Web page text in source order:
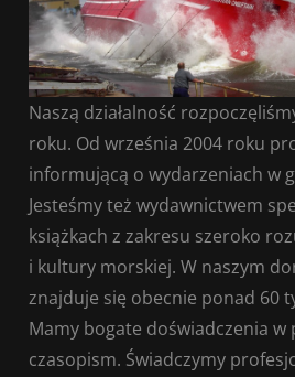
Naszą działalność
roku. Od września 2004 roku
informującą o wydarzeniach w
Jesteśmy też wydawnictwem
książkach z zakresu szeroko
i kultury morskiej. W naszym
znajduje się obecnie ponad 60
Mamy bogate doświadczenia w
czasopism. Świadczymy